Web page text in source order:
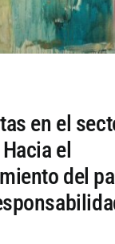
en el
el
del